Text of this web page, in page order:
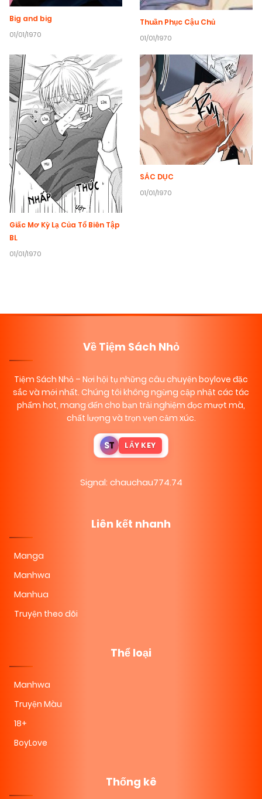
Big and big
01/01/1970
Thuần Phục Cậu Chủ
01/01/1970
Giấc Mơ Kỳ Lạ Của Tổ Biên Tập
BL
01/01/1970
SẮC DỤC
01/01/1970
Về Tiệm Sách Nhỏ
Tiệm Sách Nhỏ – Nơi hội tụ những câu chuyện boylove đặc
sắc và mới nhất. Chúng tôi không ngừng cập nhật các tác
phẩm hot, mang đến cho bạn trải nghiệm đọc mượt mà,
chất lượng và trọn vẹn cảm xúc.
ST LẤY KEY
Signal: chauchau774.74
Liên kết nhanh
Manga
Manhwa
Manhua
Truyện theo dõi
Thể loại
Manhwa
Truyện Màu
18+
BoyLove
Thống kê